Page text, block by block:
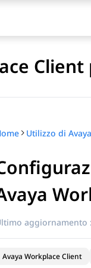
per titolo
aggiornamento :
Avaya Workplace Client